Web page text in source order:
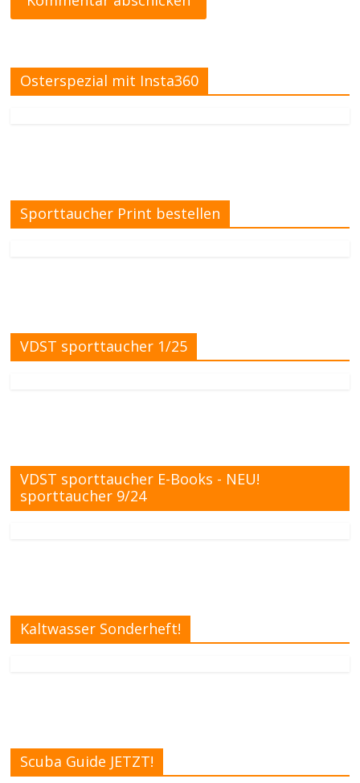
Osterspezial mit Insta360
Sporttaucher Print bestellen
VDST sporttaucher 1/25
VDST sporttaucher E-Books - NEU!
sporttaucher 9/24
Kaltwasser Sonderheft!
Scuba Guide JETZT!